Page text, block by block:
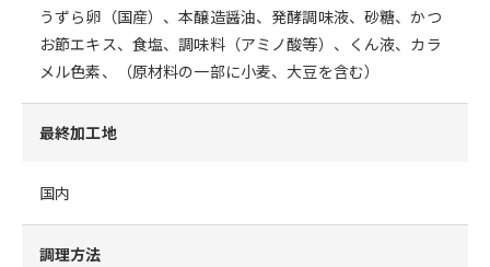
うずら卵（国産）、本醸造醤油、発酵調味液、砂糖、かつ
お節エキス、食塩、調味料（アミノ酸等）、くん液、カラ
メル色素、（原材料の一部に小麦、大豆を含む）
最終加工地
国内
調理方法